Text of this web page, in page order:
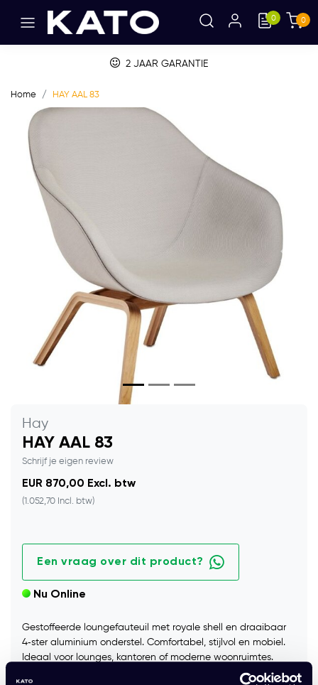
0 0
2 JAAR GARANTIE
Home HAY AAL 83
Hay
HAY AAL 83
Schrijf je eigen review
EUR 870,00 Excl. btw
(1.052,70 Incl. btw)
Een vraag over dit product?
Nu Online
Gestoffeerde loungefauteuil met royale shell en draaibaar
4‑ster aluminium onderstel. Comfortabel, stijlvol en mobiel.
Ideaal voor lounges, kantoren of moderne woonruimtes.
Kleur frame: